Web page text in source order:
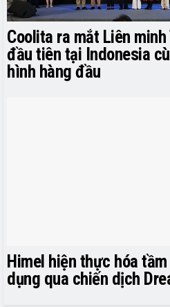
Coolita ra mắt Liên
đầu tiên tại Indonesia
hình hàng đầu
Himel hiện thực hóa
dụng qua chiến dịch